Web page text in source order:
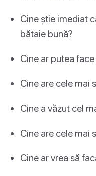
Cine știe imediat
bătaie bună?
Cine ar putea
Cine are cele mai
Cine a văzut cel
Cine are cele mai
Cine ar vrea să